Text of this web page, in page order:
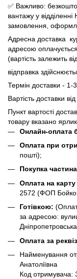
✅ Важливо:
вантажу у
замовлення,
Адресна доставка
адресою
(вартість залежить
відправка
Термін доставки - 1-3
Вартість доставки
Пункт вартості
товару вказано
Онлайн-оплата
Оплата при
пошті);
Покупка
Оплата на
2572 (ФОП Бойко
Готівкою:
за адресою:
Оплата за
Найменування
Анатоліївна
Код отримувача: